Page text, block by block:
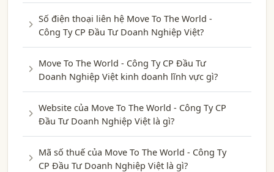
Số điện thoại liên hệ Move To The World -
Công Ty CP Đầu Tư Doanh Nghiệp Việt?
Move To The World - Công Ty CP Đầu Tư
Doanh Nghiệp Việt kinh doanh lĩnh vực gì?
Website của Move To The World - Công Ty CP
Đầu Tư Doanh Nghiệp Việt là gì?
Mã số thuế của Move To The World - Công Ty
CP Đầu Tư Doanh Nghiệp Việt là gì?